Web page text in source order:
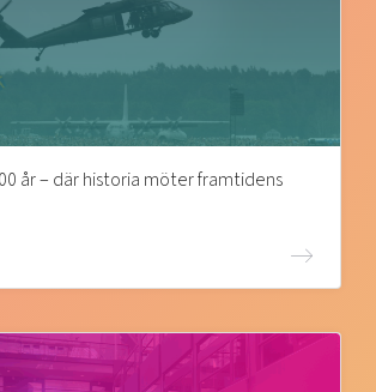
år – där historia möter framtidens